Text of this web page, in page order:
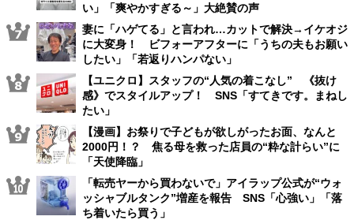
い」「爽やかすぎる～」大絶賛の声
妻に「ハゲてる」と言われ…カットで解決→イケオジ
に大変身！ ビフォーアフターに「うちの夫もお願い
したい」「若返りハンパない」
【ユニクロ】スタッフの“人気の着こなし” 《抜け
感》でスタイルアップ！ SNS「すてきです。まねし
たい」
【漫画】お祭りで子どもが欲しがったお面、なんと
2000円！？ 焦る母を救った店員の“粋な計らい”に
「天使降臨」
「転売ヤーから買わないで」アイラップ公式が“ウォ
ッシャブルタンク”増産を報告 SNS「心強い」「落
ち着いたら買う」